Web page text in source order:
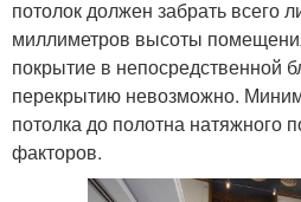
потолок должен забрать всего
миллиметров высоты
покрытие в непосредственной
перекрытию невозможно.
потолка до полотна натяжного
факторов.